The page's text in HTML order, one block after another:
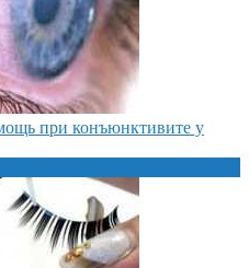
при конъюнктивите у